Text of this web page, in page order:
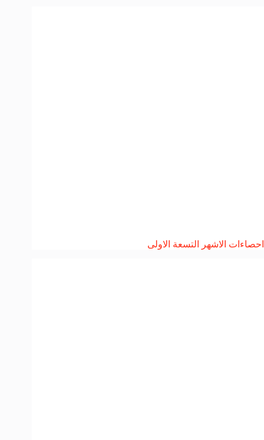
احصاءات الاشهر التسعة الاولى